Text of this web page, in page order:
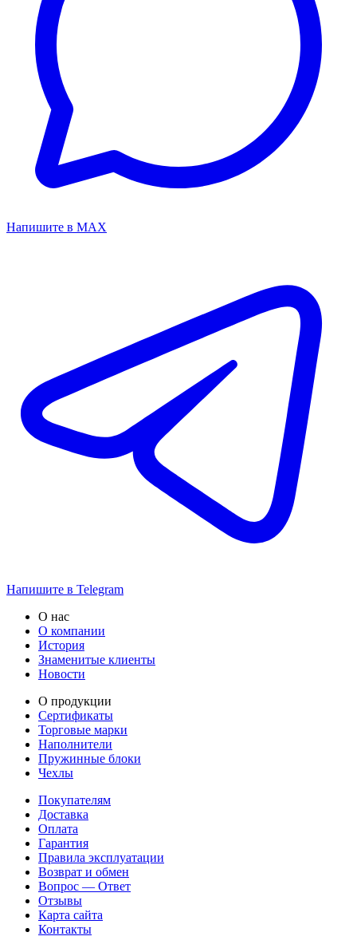
Напишите в MAX
Напишите в Telegram
О нас
О компании
История
Знаменитые клиенты
Новости
О продукции
Сертификаты
Торговые марки
Наполнители
Пружинные блоки
Чехлы
Покупателям
Доставка
Оплата
Гарантия
Правила эксплуатации
Возврат и обмен
Вопрос — Ответ
Отзывы
Карта сайта
Контакты